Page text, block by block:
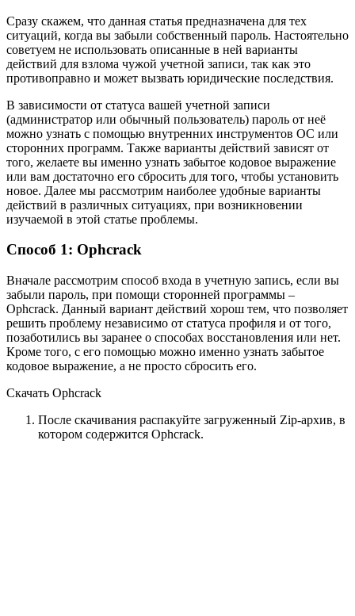
Сразу скажем, что данная статья предназначена для тех
ситуаций, когда вы забыли собственный пароль. Настоятельно
советуем не использовать описанные в ней варианты
действий для взлома чужой учетной записи, так как это
противоправно и может вызвать юридические последствия.
В зависимости от статуса вашей учетной записи
(администратор или обычный пользователь) пароль от неё
можно узнать с помощью внутренних инструментов ОС или
сторонних программ. Также варианты действий зависят от
того, желаете вы именно узнать забытое кодовое выражение
или вам достаточно его сбросить для того, чтобы установить
новое. Далее мы рассмотрим наиболее удобные варианты
действий в различных ситуациях, при возникновении
изучаемой в этой статье проблемы.
Способ 1: Ophcrack
Вначале рассмотрим способ входа в учетную запись, если вы
забыли пароль, при помощи сторонней программы –
Ophcrack. Данный вариант действий хорош тем, что позволяет
решить проблему независимо от статуса профиля и от того,
позаботились вы заранее о способах восстановления или нет.
Кроме того, с его помощью можно именно узнать забытое
кодовое выражение, а не просто сбросить его.
Скачать Ophcrack
После скачивания распакуйте загруженный Zip-архив, в
котором содержится Ophcrack.